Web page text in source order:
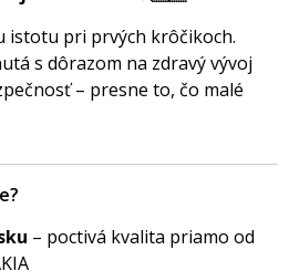
istotu pri prvých krôčikoch.
s dôrazom na zdravý vývoj
– presne to, čo malé
– poctivá kvalita priamo od